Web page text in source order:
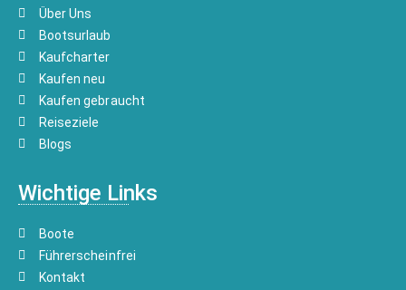
Über Uns
Bootsurlaub
Kaufcharter
Kaufen neu
Kaufen gebraucht
Reiseziele
Blogs
Wichtige Links
Boote
Führerscheinfrei
Kontakt